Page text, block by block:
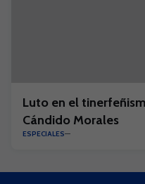
Luto en el
Cándido Morales
ESPECIALES